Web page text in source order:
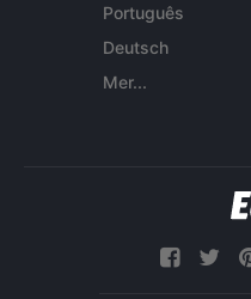
Português
Deutsch
Mer...